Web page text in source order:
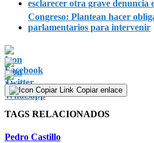
esclarecer otra grave denuncia
Congreso: Plantean hacer
parlamentarios para intervenir
Copiar enlace
TAGS RELACIONADOS
Pedro Castillo